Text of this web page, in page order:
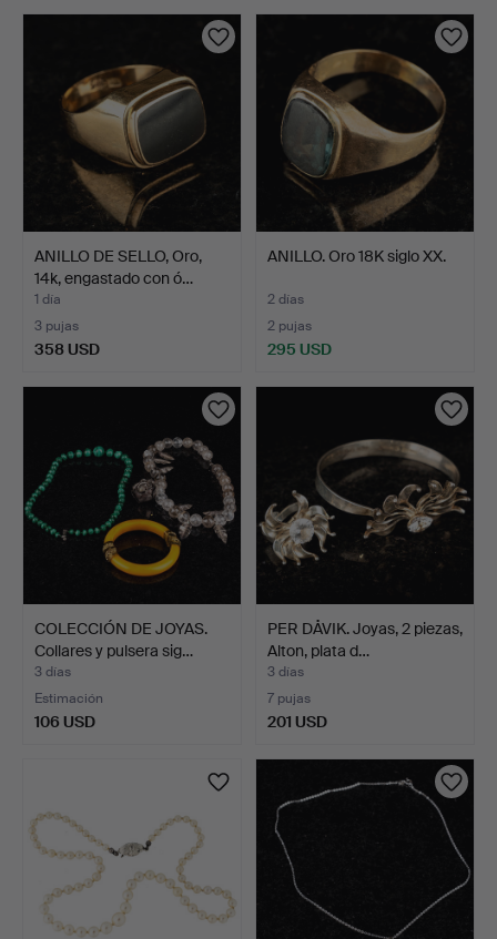
ANILLO DE SELLO, Oro,
14k, engastado con ó…
1 día
3 pujas
358 USD
ANILLO. Oro 18K siglo XX.
2 días
2 pujas
295 USD
COLECCIÓN DE JOYAS.
Collares y pulsera sig…
3 días
Estimación
106 USD
PER DÅVIK. Joyas, 2 piezas,
Alton, plata d…
3 días
7 pujas
201 USD